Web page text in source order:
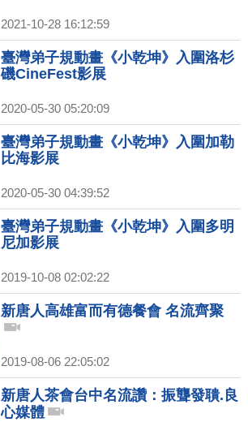
2021-10-28 16:12:59
臺灣弟子規動畫《小乾坤》入圍洛杉
磯CineFest影展
2020-05-30 05:20:09
臺灣弟子規動畫《小乾坤》入圍加勒
比海影展
2020-05-30 04:39:52
臺灣弟子規動畫《小乾坤》入圍多明
尼加影展
2019-10-08 02:02:22
新唐人高雄富而有德餐會 名流齊聚
2019-08-06 22:05:02
新唐人茶會台中名流讚：振聾發聵.良
心媒體